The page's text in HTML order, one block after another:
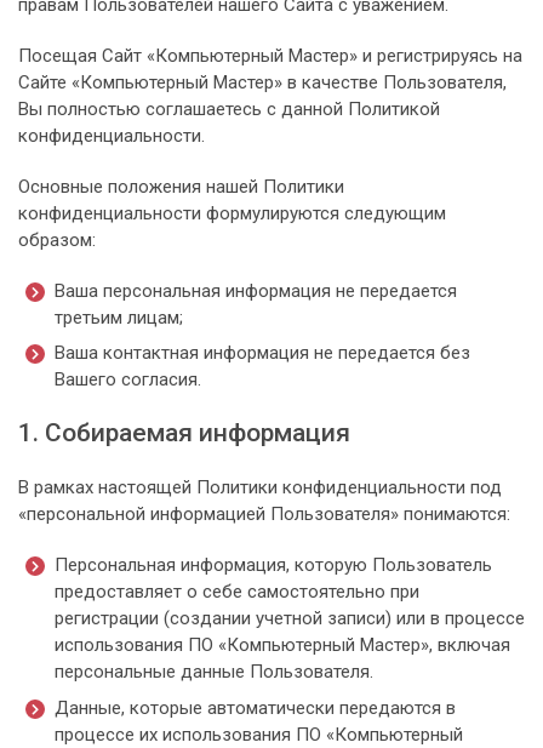
Посещая Сайт «Компьютерный Мастер» и регистрируясь на
Сайте «Компьютерный Мастер» в качестве Пользователя,
Вы полностью соглашаетесь с данной Политикой
конфиденциальности.
Основные положения нашей Политики
конфиденциальности формулируются следующим
образом:
Ваша персональная информация не передается
третьим лицам;
Ваша контактная информация не передается без
Вашего согласия.
1. Собираемая информация
В рамках настоящей Политики конфиденциальности под
«персональной информацией Пользователя» понимаются:
Персональная информация, которую Пользователь
предоставляет о себе самостоятельно при
регистрации (создании учетной записи) или в процессе
использования ПО «Компьютерный Мастер», включая
персональные данные Пользователя.
Данные, которые автоматически передаются в
процессе их использования ПО «Компьютерный